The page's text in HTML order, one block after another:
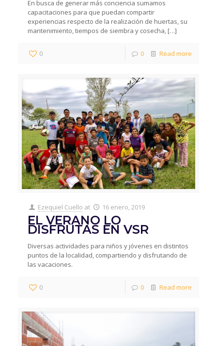
En busca de generar más conciencia sumamos
capacitaciones para que puedan compartir
experiencias respecto de la realización de huertas, su
mantenimiento, tiempos de siembra y cosecha, […]
0 0 Read more
Ezequiel Cuello at 16 enero, 2019
EL VERANO LO
DISFRUTAS EN VSR
Diversas actividades para niños y jóvenes en distintos
puntos de la localidad, compartiendo y disfrutando de
las vacaciones.
0 0 Read more